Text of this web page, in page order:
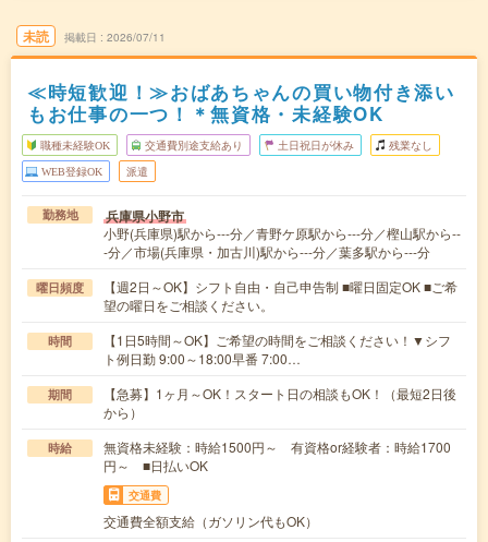
未読 掲載日 2026/07/11
≪時短歓迎！≫おばあちゃんの買い物付き添い
もお仕事の一つ！＊無資格・未経験OK
職種未経験OK 交通費別途支給あり 土日祝日が休み 残業なし
WEB登録OK 派遣
勤務地 兵庫県小野市
小野(兵庫県)駅から---分／青野ケ原駅から---分／樫山駅から--
-分／市場(兵庫県・加古川)駅から---分／葉多駅から---分
曜日頻度
【週2日～OK】シフト自由・自己申告制 ■曜日固定OK ■ご希
望の曜日をご相談ください。
時間
【1日5時間～OK】ご希望の時間をご相談ください！▼シフ
ト例日勤 9:00～18:00早番 7:00…
期間
【急募】1ヶ月～OK！スタート日の相談もOK！（最短2日後
から）
時給
無資格未経験：時給1500円～ 有資格or経験者：時給1700
円～ ■日払いOK
交通費
交通費全額支給（ガソリン代もOK）